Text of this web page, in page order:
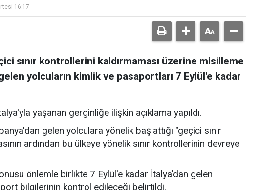
16:17
sınır kontrollerini kaldırmaması üzerine misilleme
yolcuların kimlik ve pasaportları 7 Eylül'e kadar
yaşanan gerginliğe ilişkin açıklama yapıldı.
gelen yolculara yönelik başlattığı "geçici sınır
ardından bu ülkeye yönelik sınır kontrollerinin devreye
önlemle birlikte 7 Eylül'e kadar İtalya'dan gelen
bilgilerinin kontrol edileceği belirtildi.